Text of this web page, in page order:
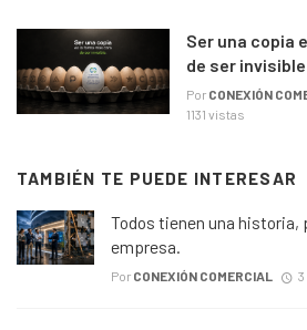
Ser una copia
de ser invisible
Por CONEXIÓN
1131 vistas
TAMBIÉN TE PUEDE INTERESAR
Todos tienen una historia,
empresa.
Por CONEXIÓN COMERCIAL